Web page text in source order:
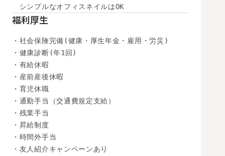
シンプルなオフィスネイルはOK
福利厚生
・社会保険完備(健康・厚生年金・雇用・労災)
・健康診断(年1回)
・有給休暇
・産前産後休暇
・育児休職
・通勤手当（交通費規定支給）
・残業手当
・昇給制度
・時間外手当
・友人紹介キャンペーンあり